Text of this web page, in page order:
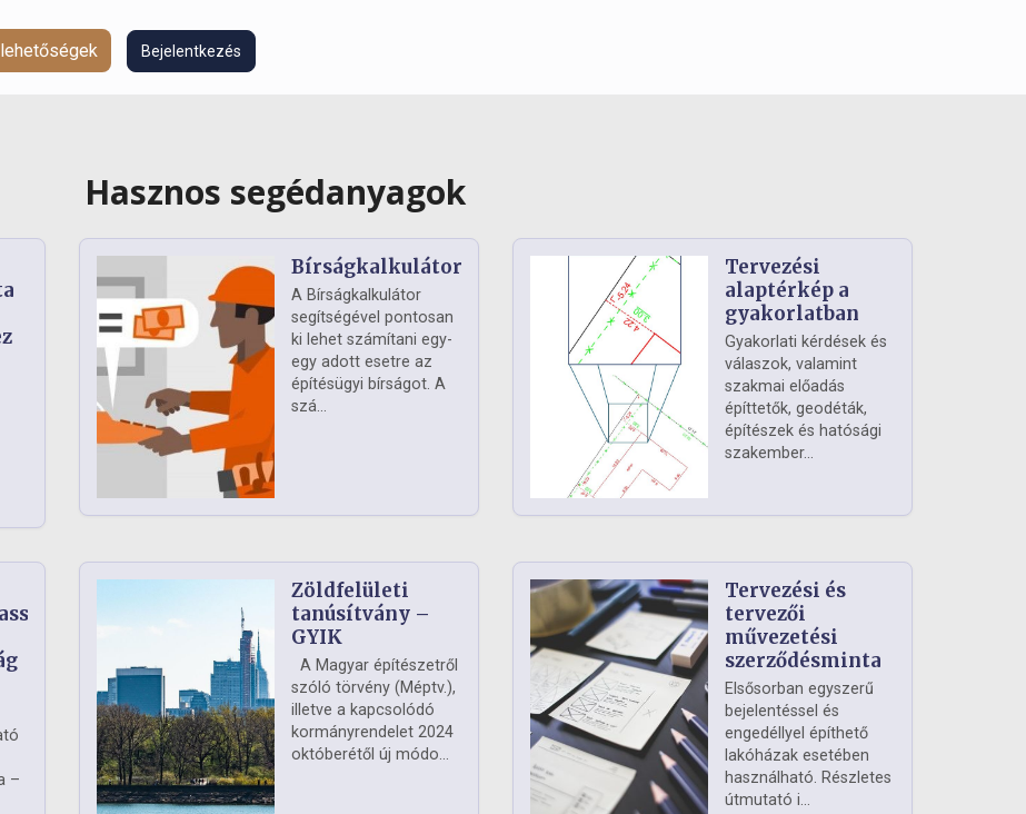
Bejelentkezés
Hasznos segédanyagok
Bírságkalkulátor
A Bírságkalkulátor
segítségével pontosan
ki lehet számítani egy-
egy adott esetre az
építésügyi bírságot. A
szá...
Tervezési
alaptérkép a
gyakorlatban
Gyakorlati kérdések és
válaszok, valamint
szakmai előadás
építtetők, geodéták,
építészek és hatósági
szakember...
–
Zöldfelületi
tanúsítvány –
GYIK
A Magyar építészetről
szóló törvény (Méptv.),
illetve a kapcsolódó
kormányrendelet 2024
októberétől új módo...
Tervezési és
tervezői
művezetési
szerződésminta
Elsősorban egyszerű
bejelentéssel és
engedéllyel építhető
lakóházak esetében
használható. Részletes
útmutató i...